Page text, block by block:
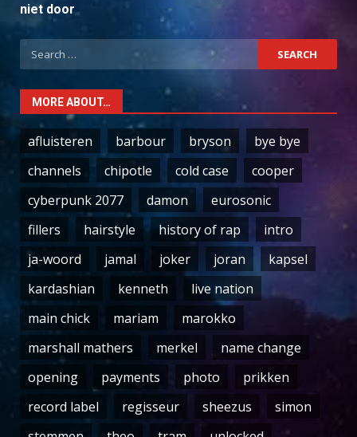
niet door
Search
for:
MORE ABOUT…
afluisteren barbour bryson
bye bye
channels
chipotle cold case
cooper
cyberpunk 2077
damon
eurosonic
fillers
hairstyle history of rap
intro
ja-woord
jamal joker joran
kapsel
kardashian
kenneth
live nation
main chick
mariam
marokko
marshall mathers
merkel
name change
opening
payments photo
prikken
record label
regisseur sheezus
simon